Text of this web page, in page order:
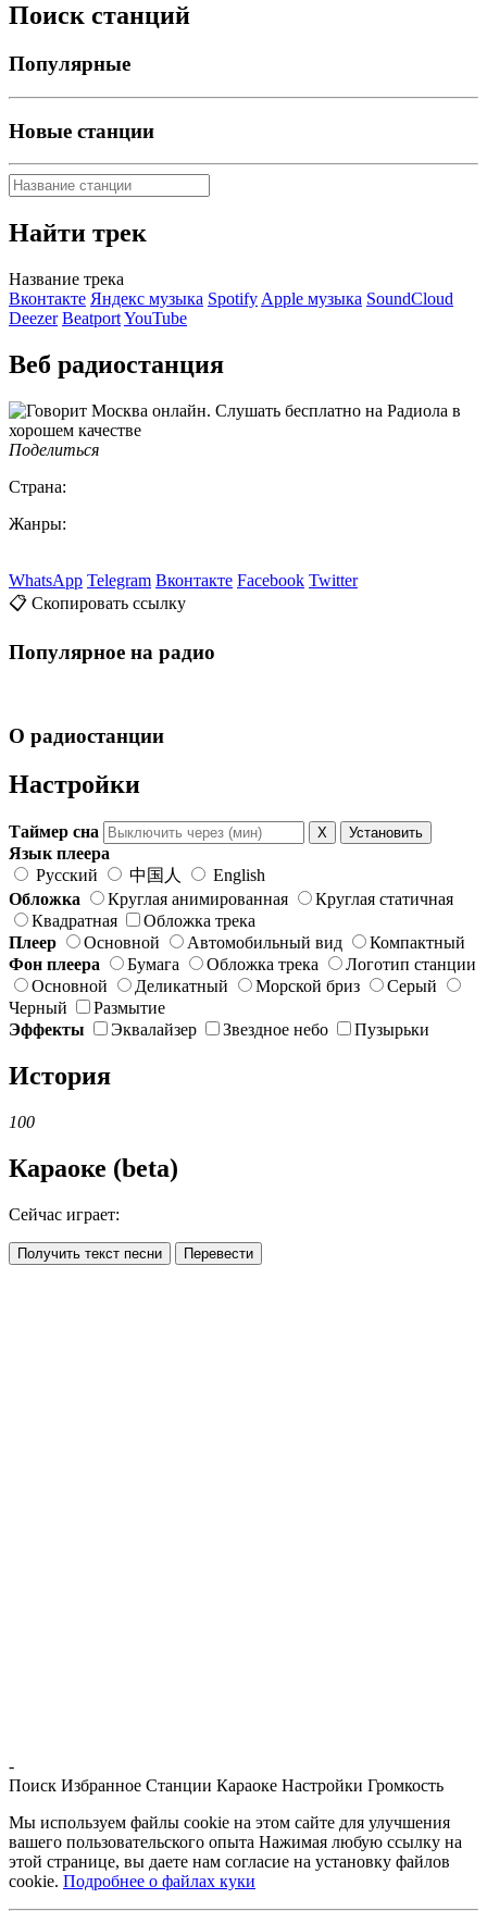
Поиск станций
Популярные
Новые станции
Найти трек
Название трека
Вконтакте Яндекс музыка Spotify Apple музыка SoundCloud
Deezer BeatportYouTube
Веб радиостанция
Поделиться
Страна:
Жанры:
WhatsApp Telegram Вконтакте Facebook Twitter
📋 Скопировать ссылку
Популярное на радио
О радиостанции
Настройки
Таймер сна X Установить
Язык плеера
Русский
中国人
English
Обложка
Круглая анимированная
Круглая статичная
Квадратная
Обложка трека
Плеер
Основной Автомобильный вид
Компактный
Фон плеера
Бумага Обложка трека
Логотип станции
Основной
Деликатный Морской бриз
Серый
Черный
Размытие
Эффекты
Эквалайзер Звездное небо Пузырьки
История
100
Караоке (beta)
Сейчас играет:
Получить текст песни Перевести
-
Поиск Избранное Станции Караоке Настройки Громкость
Мы используем файлы cookie на этом сайте для улучшения
вашего пользовательского опыта Нажимая любую ссылку на
этой странице, вы даете нам согласие на установку файлов
cookie. Подробнее о файлах куки